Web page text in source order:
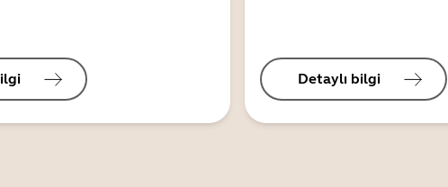
Detaylı bilgi